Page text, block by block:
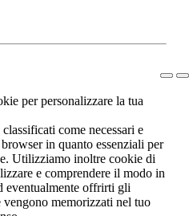
per personalizzare la tua
come necessari e
in quanto essenziali per
Utilizziamo inoltre cookie di
e comprendere il modo in
eventualmente offrirti gli
memorizzati nel tuo